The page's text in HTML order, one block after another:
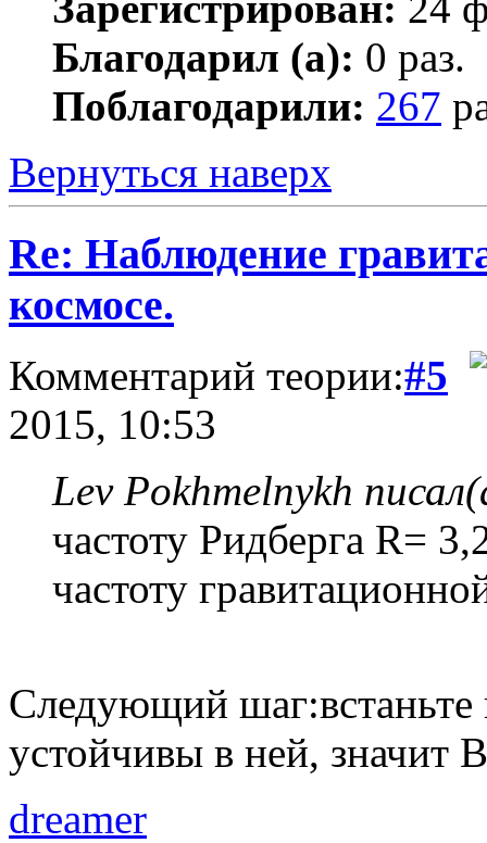
Благодарил (а): 0 раз.
Поблагодарили: 267
Вернуться наверх
Re: Наблюдение
космосе.
Комментарий теории:#5
2015, 10:53
Lev Pokhmelnykh
частоту Ридберга R=
частоту
Следующий
устойчивы в ней, значит
dreamer